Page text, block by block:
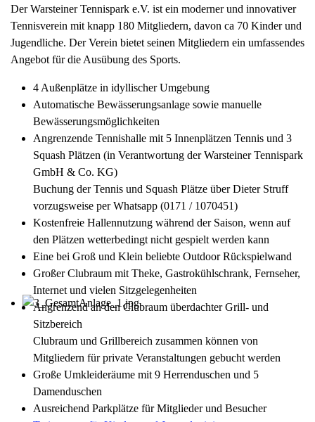
Der Warsteiner Tennispark e.V. ist ein moderner und innovativer
Tennisverein mit knapp 180 Mitgliedern, davon ca 70 Kinder und
Jugendliche. Der Verein bietet seinen Mitgliedern ein umfassendes
Angebot für die Ausübung des Sports.
4 Außenplätze in idyllischer Umgebung
Automatische Bewässerungsanlage sowie manuelle
Bewässerungsmöglichkeiten
Angrenzende Tennishalle mit 5 Innenplätzen Tennis und 3
Squash Plätzen (in Verantwortung der Warsteiner Tennispark
GmbH & Co. KG)
Buchung der Tennis und Squash Plätze über Dieter Struff
vorzugsweise per Whatsapp (0171 / 1070451)
Kostenfreie Hallennutzung während der Saison, wenn auf
den Plätzen wetterbedingt nicht gespielt werden kann
Eine bei Groß und Klein beliebte Outdoor Rückspielwand
Großer Clubraum mit Theke, Gastrokühlschrank, Fernseher,
Internet und vielen Sitzgelegenheiten
Angrenzend an den Clubraum überdachter Grill- und
Sitzbereich
Clubraum und Grillbereich zusammen können von
Mitgliedern für private Veranstaltungen gebucht werden
Große Umkleideräume mit 9 Herrenduschen und 5
Damenduschen
Ausreichend Parkplätze für Mitglieder und Besucher